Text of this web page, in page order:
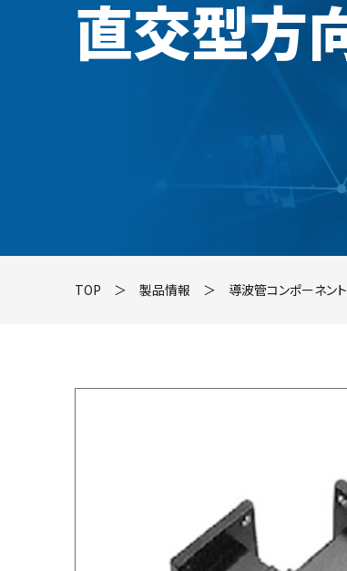
直交型方
TOP ＞ 製品情報 ＞ 導波管コンポーネント